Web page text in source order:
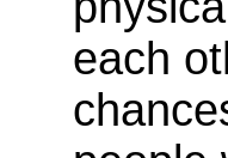
each